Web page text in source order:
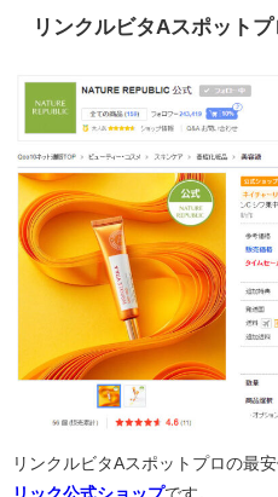
リンクルビタAスポット
リンクルビタAスポットプロの最